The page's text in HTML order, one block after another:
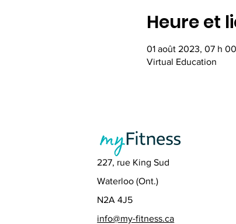
Heure et
01 août 2023, 07 h
Virtual Education
227, rue King Sud
Waterloo (Ont.)
N2A 4J5
info@my-fitness.ca